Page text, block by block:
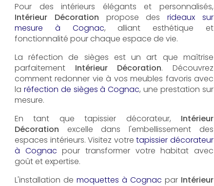
Pour des intérieurs élégants et personnalisés,
Intérieur Décoration propose desrideaux sur
mesure à Cognac, alliant esthétique et
fonctionnalité pour chaque espace de vie.
La réfection de sièges est un art que maîtrise
parfaitement Intérieur Décoration. Découvrez
comment redonner vie à vos meubles favoris avec
la réfection de sièges à Cognac, une prestation sur
mesure.
En tant que tapissier décorateur, Intérieur
Décoration excelle dans l'embellissement des
espaces intérieurs. Visitez votretapissier décorateur
à Cognac pour transformer votre habitat avec
goût et expertise.
L'installation de moquettes à Cognac par Intérieur